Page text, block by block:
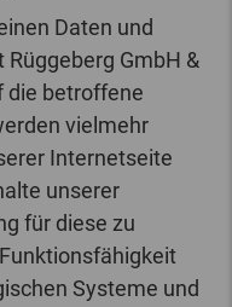
Daten und
GmbH &
die betroffene
vielmehr
Internetseite
unserer
für diese zu
Systeme und